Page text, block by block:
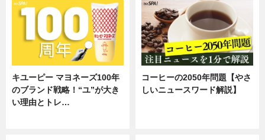
キユーピー マヨネーズ100年
のブランド戦略！“ユ”が大き
い理由とトレ…
コーヒーの2050年問題【やさ
しいニュースワード解説】